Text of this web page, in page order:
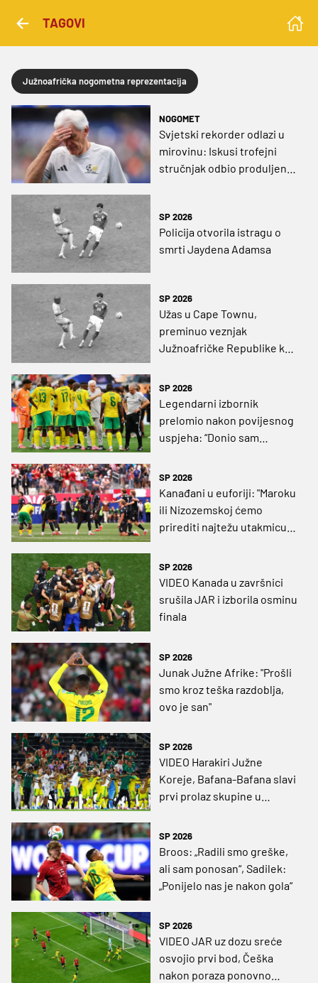
TAGOVI
Južnoafrička nogometna reprezentacija
NOGOMET
Svjetski rekorder odlazi u
mirovinu: Iskusi trofejni
stručnjak odbio produljenje
SP 2026
Policija otvorila istragu o
smrti Jaydena Adamsa
SP 2026
Užas u Cape Townu,
preminuo veznjak
Južnoafričke Republike koji
SP 2026
Legendarni izbornik
prelomio nakon povijesnog
uspjeha: “Donio sam
SP 2026
Kanađani u euforiji: "Maroku
ili Nizozemskoj ćemo
prirediti najtežu utakmicu
SP 2026
VIDEO Kanada u završnici
srušila JAR i izborila osminu
finala
SP 2026
Junak Južne Afrike: "Prošli
smo kroz teška razdoblja,
ovo je san"
SP 2026
VIDEO Harakiri Južne
Koreje, Bafana-Bafana slavi
prvi prolaz skupine u
SP 2026
Broos: „Radili smo greške,
ali sam ponosan“, Sadilek:
„Ponijelo nas je nakon gola“
SP 2026
VIDEO JAR uz dozu sreće
osvojio prvi bod, Češka
nakon poraza ponovno